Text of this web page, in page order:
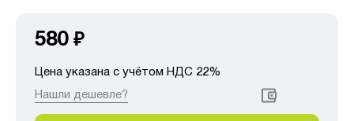
580 ₽
Цена указана с учётом НДС 22%
Нашли дешевле?